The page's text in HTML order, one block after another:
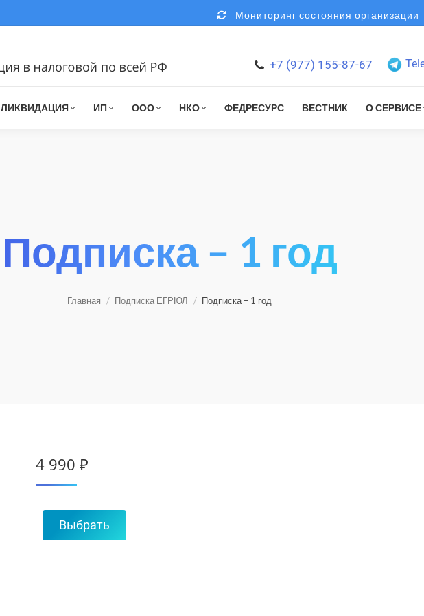
Мониторинг состояния организации
+7 (977) 155-87-67
ЛИКВИДАЦИЯ ИП ООО НКО ФЕДРЕСУРС ВЕСТНИК О СЕРВИСЕ
Подписка – 1 год
Главная Подписка ЕГРЮЛ Подписка – 1 год
4 990 ₽
Выбрать